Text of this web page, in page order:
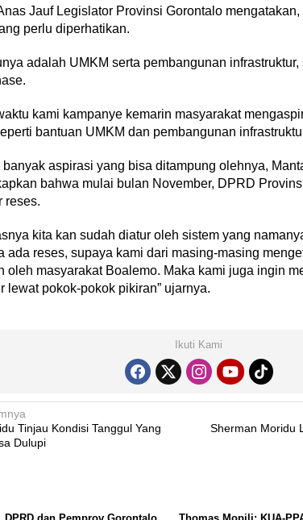
Jauf Legislator Provinsi Gorontalo
perlu diperhatikan.
adalah UMKM serta pembangunan
kami kampanye kemarin masyarakat
bantuan UMKM dan pembangunan
aspirasi yang bisa ditampung olehnya,
bahwa mulai bulan November, DPRD
reses.
kita kan sudah diatur oleh sistem yang
ada reses, supaya kami dari masing-masing
oleh masyarakat Boalemo. Maka kami juga ingin
lewat pokok-pokok pikiran” ujarnya.
Ikuti Kami
Tinjau Kondisi Tanggul Yang
Dulupi
Sherman Moridu